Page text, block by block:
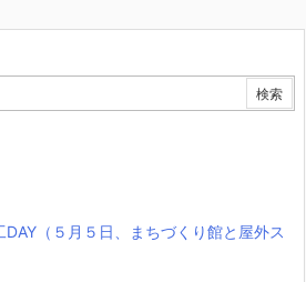
DAY（５月５日、まちづくり館と屋外ス